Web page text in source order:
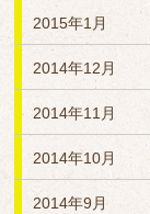
2015年1月
2014年12月
2014年11月
2014年10月
2014年9月